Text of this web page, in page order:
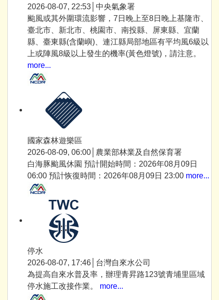
2026-08-07, 22:53│中央氣象署
颱風或其外圍環流影響，7日晚上至8日晚上基隆市、
臺北市、新北市、桃園市、南投縣、屏東縣、宜蘭
縣、臺東縣(含蘭嶼)、連江縣局部地區有平均風6級以
上或陣風8級以上發生的機率(黃色燈號)，請注意。
more...
國家森林遊樂區
2026-08-09, 06:00│農業部林業及自然保育署
白海豚颱風休園 預計開始時間：2026年08月09日
06:00 預計恢復時間：2026年08月09日 23:00 more...
停水
2026-08-07, 17:46│台灣自來水公司
為提高自來水普及率，辦理青昇路123號青埔里區域
停水施工改接作業。 more...